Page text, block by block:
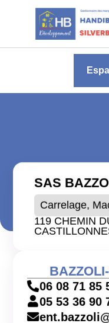
Panneau de gestion des
SAS
Carrelage,
119 CHEMIN
06 08 71 85
05 53 36 90